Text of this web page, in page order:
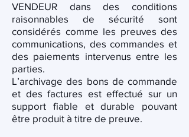
VENDEUR dans des conditions
raisonnables de sécurité sont
considérés comme les preuves des
communications, des commandes et
des paiements intervenus entre les
parties.
L’archivage des bons de commande
et des factures est effectué sur un
support fiable et durable pouvant
être produit à titre de preuve.